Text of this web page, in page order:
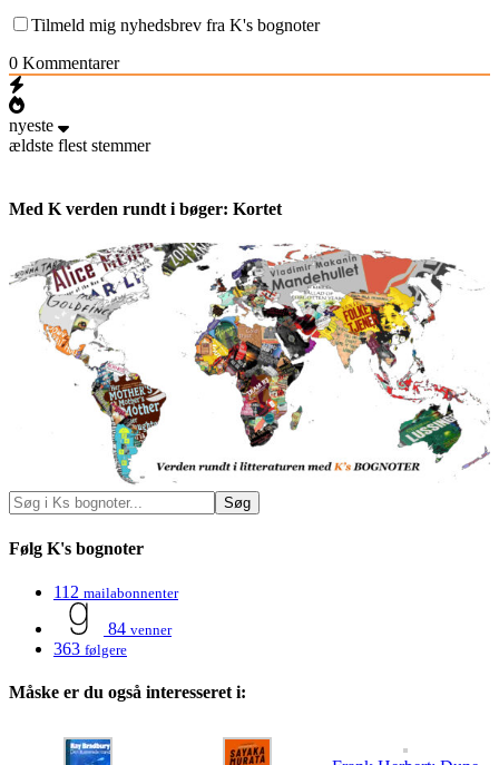
Tilmeld mig nyhedsbrev fra K's bognoter
0 Kommentarer
nyeste
ældste flest stemmer
Med K verden rundt i bøger: Kortet
Følg K's bognoter
112 mailabonnenter
84 venner
363 følgere
Måske er du også interesseret i: